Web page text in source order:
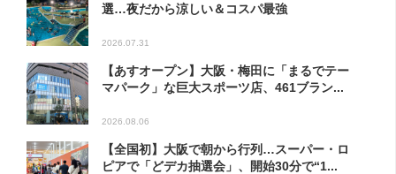
選…夜だから涼しい＆コスパ最強
2026.07.31
【あすオープン】大阪・梅田に「まるでテー
マパーク」な巨大スポーツ店、461ブラン...
2026.08.06
【全国初】大阪で朝から行列…スーパー・ロ
ピアで「どデカ抽選会」、開始30分で“1...